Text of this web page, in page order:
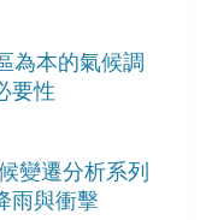
為本的氣候調
要性
變遷分析系列
雨與衝擊